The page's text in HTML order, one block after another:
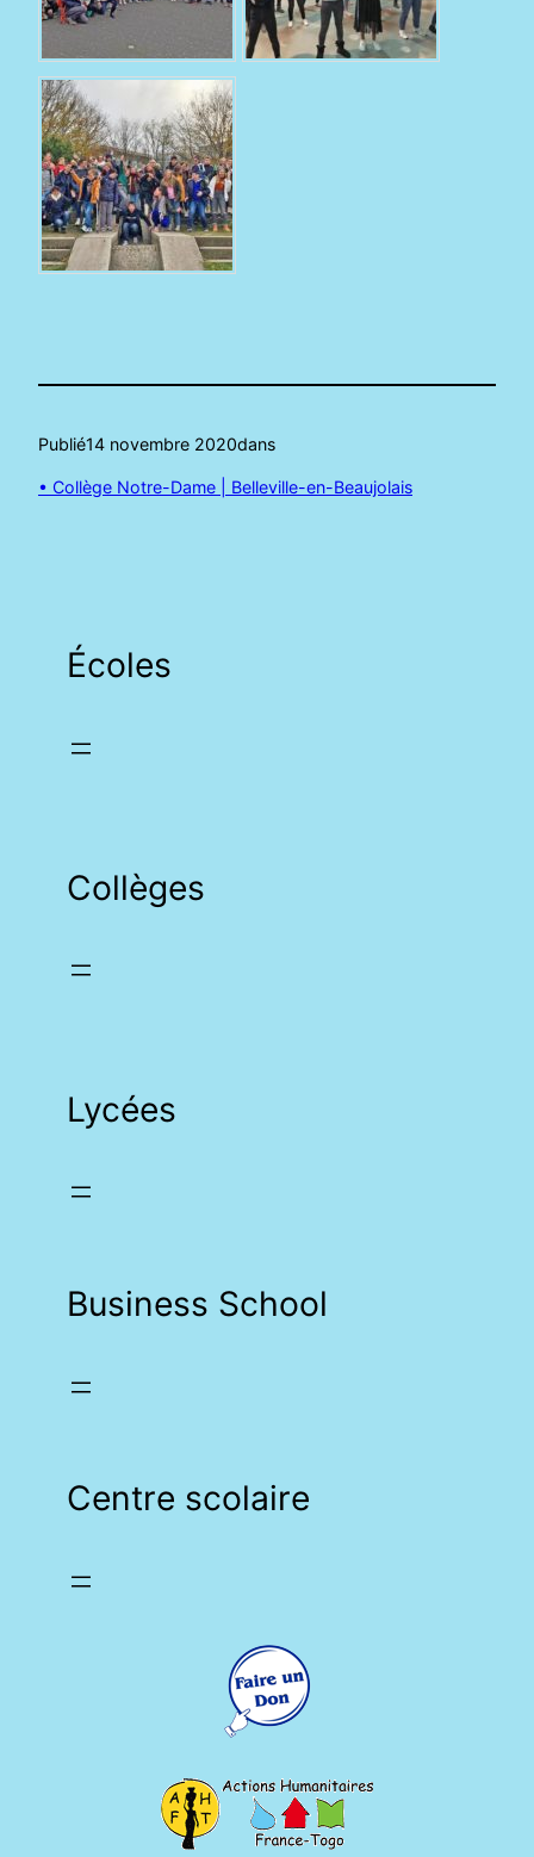
Publié14 novembre 2020dans
• Collège Notre-Dame | Belleville-en-Beaujolais
Écoles
Collèges
Lycées
Business School
Centre scolaire